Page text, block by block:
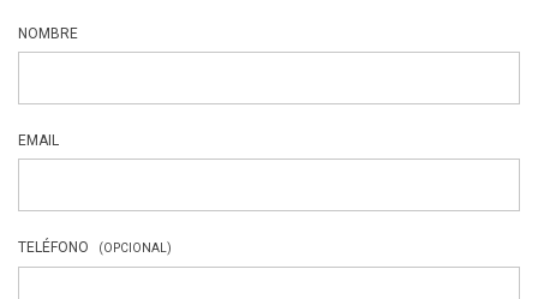
NOMBRE
EMAIL
TELÉFONO (OPCIONAL)